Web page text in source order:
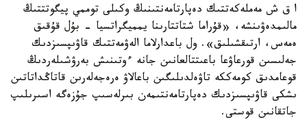
ا ق ش مەملەكەتتىك دەپارتامەنتىنىڭ وكىلى توممي پيگوتتتىڭ
مالىمدەۋىنشە، «قۇراما شتاتتارىنا يمميگراتسيا - بۇل قۇقىق
ەمەس، ارتىقشىلىق». ول باعدارلاما الەۋمەتتىك قاۋىپسىزدىك
جەلىسىن قورعاۋعا باعىتتالعانىن جانە ءوتىنىش بەرۋشىلەردىڭ
قوعامدىق كومەككە تاۋەلدىلىگىن باعالاۋ ەرەجەلەرىن قاتاڭداتاتىن
ىشكى قاۋىپسىزدىك دەپارتامەنتىمەن بىرلەسىپ جۇزەگە اسىرىلىپ
جاتقانىن قوستى.